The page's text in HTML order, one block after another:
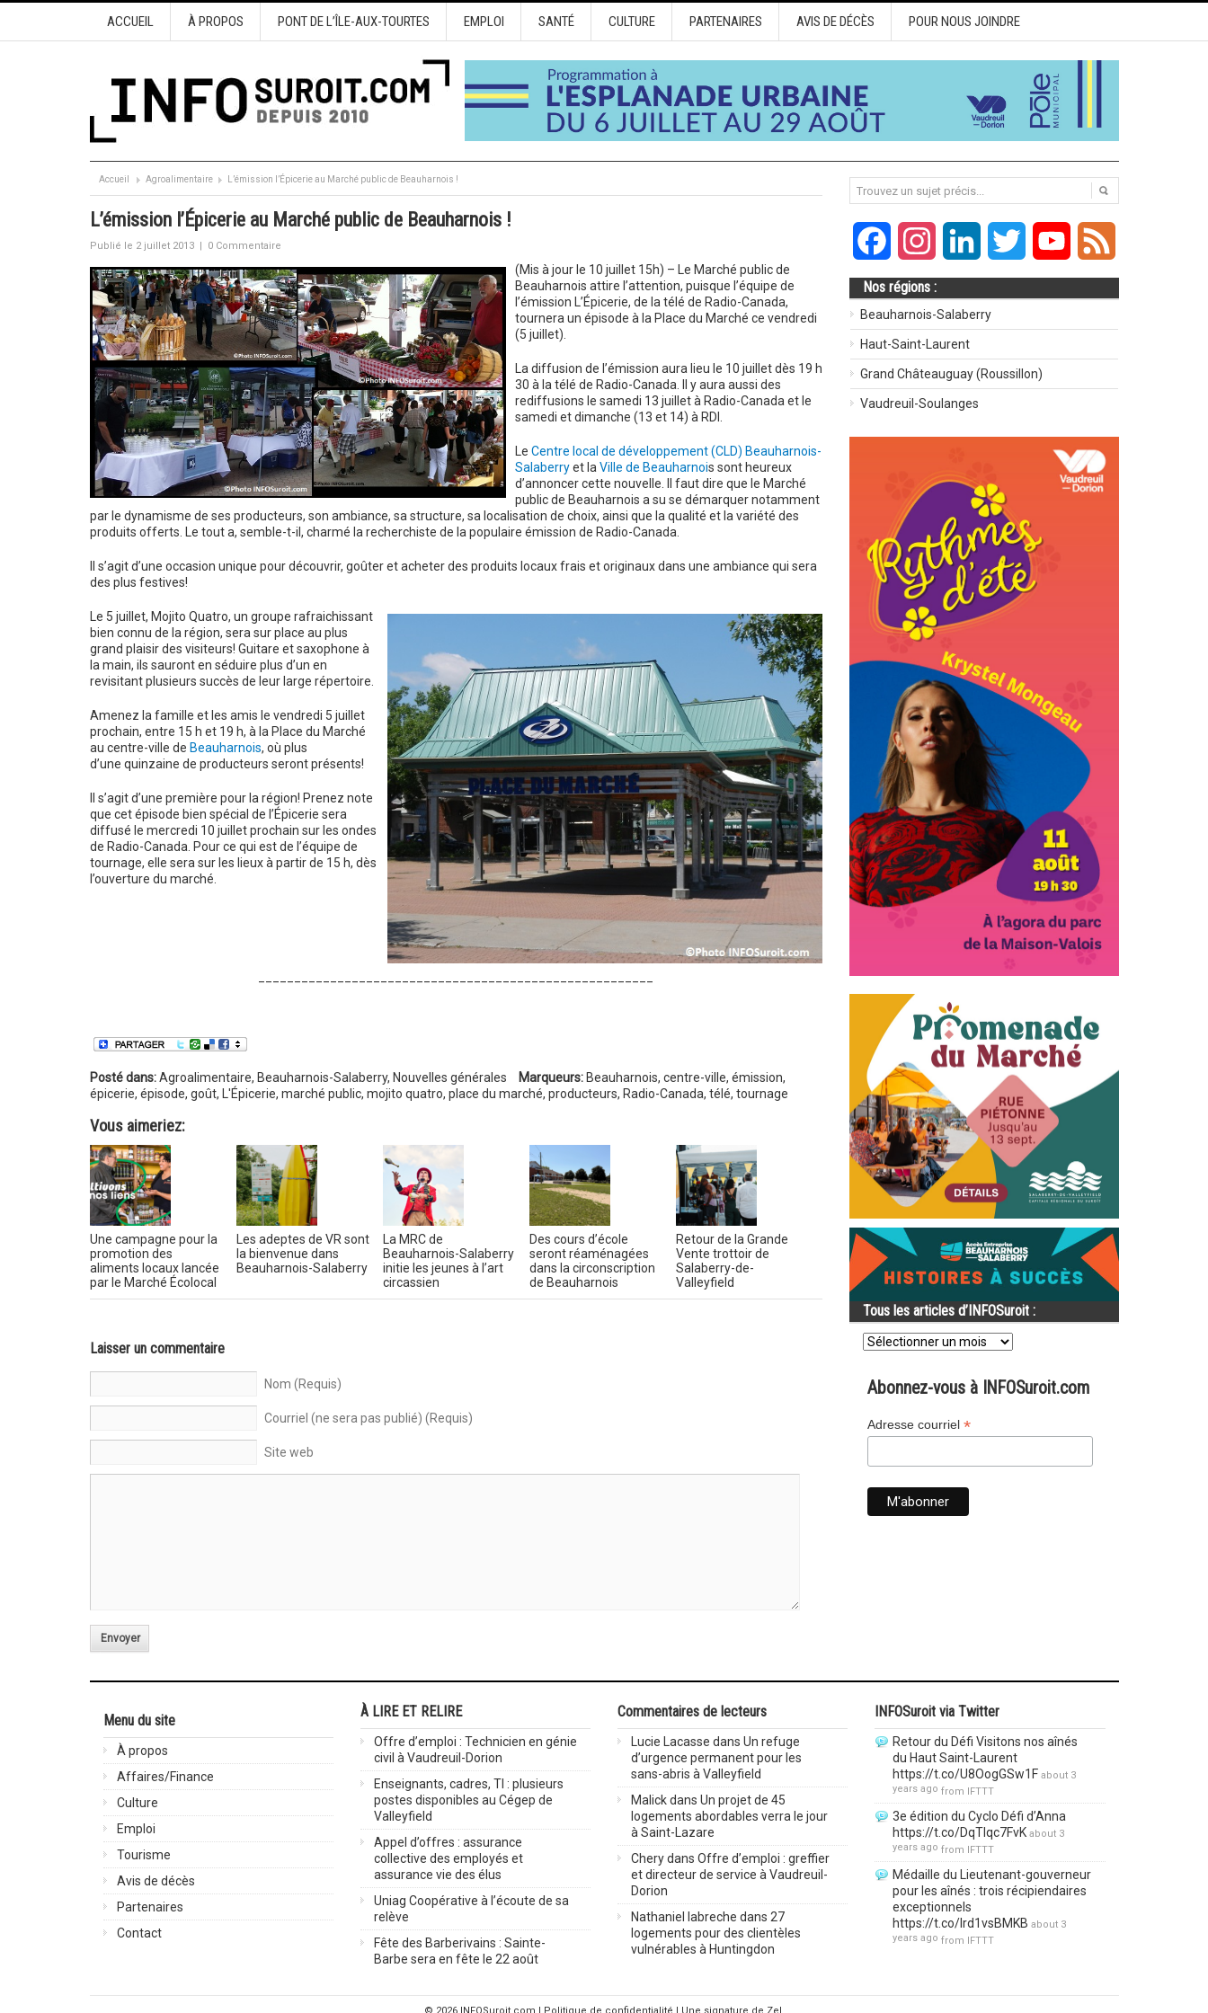
ACCUEIL À PROPOS PONT DE L’ÎLE-AUX-TOURTES EMPLOI SANTÉ CULTURE PARTENAIRES AVIS DE DÉCÈS POUR NOUS JOINDRE
Accueil Agroalimentaire L’émission l’Épicerie au Marché public de Beauharnois !
L’émission l’Épicerie au Marché public de Beauharnois !
Publié le 2 juillet 2013 | 0 Commentaire
(Mis à jour le 10 juillet 15h) – Le Marché public de
Beauharnois attire l’attention, puisque l’équipe de
l’émission L’Épicerie, de la télé de Radio-Canada,
tournera un épisode à la Place du Marché ce vendredi
(5 juillet).
La diffusion de l’émission aura lieu le 10 juillet dès 19 h
30 à la télé de Radio-Canada. Il y aura aussi des
rediffusions le samedi 13 juillet à Radio-Canada et le
samedi et dimanche (13 et 14) à RDI.
Le Centre local de développement (CLD) Beauharnois-
Salaberryet la Ville de Beauharnois sont heureux
d’annoncer cette nouvelle. Il faut dire que le Marché
public de Beauharnois a su se démarquer notamment
par le dynamisme de ses producteurs, son ambiance, sa structure, sa localisation de choix, ainsi que la qualité et la variété des
produits offerts. Le tout a, semble-t-il, charmé la recherchiste de la populaire émission de Radio-Canada.
Il s’agit d’une occasion unique pour découvrir, goûter et acheter des produits locaux frais et originaux dans une ambiance qui sera
des plus festives!
Le 5 juillet, Mojito Quatro, un groupe rafraichissant
bien connu de la région, sera sur place au plus
grand plaisir des visiteurs! Guitare et saxophone à
la main, ils sauront en séduire plus d’un en
revisitant plusieurs succès de leur large répertoire.
Amenez la famille et les amis le vendredi 5 juillet
prochain, entre 15 h et 19 h, à la Place du Marché
au centre-ville de Beauharnois, où plus
d’une quinzaine de producteurs seront présents!
Il s’agit d’une première pour la région! Prenez note
que cet épisode bien spécial de l’Épicerie sera
diffusé le mercredi 10 juillet prochain sur les ondes
de Radio-Canada. Pour ce qui est de l’équipe de
tournage, elle sera sur les lieux à partir de 15 h, dès
l’ouverture du marché.
Posté dans:Agroalimentaire, Beauharnois-Salaberry, Nouvelles générales Marqueurs: Beauharnois, centre-ville, émission,
épicerie, épisode, goût, L'Épicerie, marché public, mojito quatro, place du marché, producteurs, Radio-Canada, télé, tournage
Vous aimeriez:
Une campagne pour la
promotion des
aliments locaux lancée
par le Marché Écolocal
Les adeptes de VR sont
la bienvenue dans
Beauharnois-Salaberry
La MRC de
Beauharnois-Salaberry
initie les jeunes à l’art
circassien
Des cours d’école
seront réaménagées
dans la circonscription
de Beauharnois
Retour de la Grande
Vente trottoir de
Salaberry-de-
Valleyfield
Laisser un commentaire
Nom (Requis)
Courriel (ne sera pas publié) (Requis)
Site web
Envoyer
FacebookInstagramLinkedIn Twitter YouTube
Nos régions :
Beauharnois-Salaberry
Haut-Saint-Laurent
Grand Châteauguay (Roussillon)
Vaudreuil-Soulanges
Tous les articles d’INFOSuroit :
Tous
les
d’INFOSuroit
Abonnez-vous à INFOSuroit.com
Adresse courriel *
Menu du site
À propos
Affaires/Finance
Culture
Emploi
Tourisme
Avis de décès
Partenaires
Contact
À LIRE ET RELIRE
Offre d’emploi : Technicien en génie
civil à Vaudreuil-Dorion
Enseignants, cadres, TI : plusieurs
postes disponibles au Cégep de
Valleyfield
Appel d’offres : assurance
collective des employés et
assurance vie des élus
Uniag Coopérative à l’écoute de sa
relève
Fête des Barberivains : Sainte-
Barbe sera en fête le 22 août
Commentaires de lecteurs
Lucie Lacasse dans Un refuge
d’urgence permanent pour les
sans-abris à Valleyfield
Malickdans Un projet de 45
logements abordables verra le jour
à Saint-Lazare
Cherydans Offre d’emploi : greffier
et directeur de service à Vaudreuil-
Dorion
Nathaniel labreche dans 27
logements pour des clientèles
vulnérables à Huntingdon
INFOSuroit via Twitter
Retour du Défi Visitons nos aînés
du Haut Saint-Laurent
https://t.co/U8OogGSw1F about 3
years ago from IFTTT
3e édition du Cyclo Défi d’Anna
https://t.co/DqTlqc7FvK about 3
years ago from IFTTT
Médaille du Lieutenant-gouverneur
pour les aînés : trois récipiendaires
exceptionnels
https://t.co/lrd1vsBMKB about 3
years ago from IFTTT
© 2026 INFOSuroit.com | Politique de confidentialité | Une signature de Zel.